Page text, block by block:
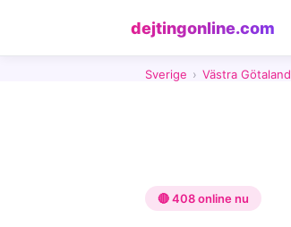
dejtingonline.com
Sverige › Västra Götaland
🔴 408 online nu